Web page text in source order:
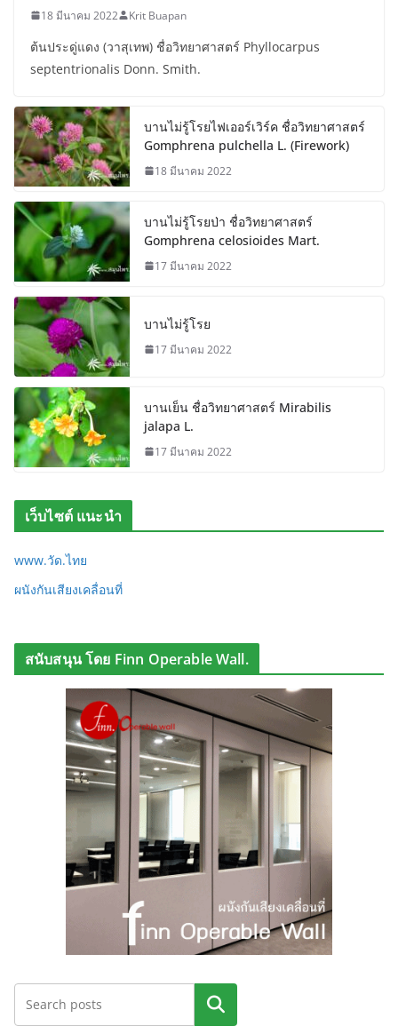
18 มีนาคม 2022 Krit Buapan
ต้นประดู่แดง (วาสุเทพ) ชื่อวิทยาศาสตร์ Phyllocarpus
septentrionalis Donn. Smith.
บานไม่รู้โรยไฟเออร์เวิร์ค ชื่อวิทยาศาสตร์
Gomphrena pulchella L. (Firework)
18 มีนาคม 2022
บานไม่รู้โรยป่า ชื่อวิทยาศาสตร์
Gomphrena celosioides Mart.
17 มีนาคม 2022
บานไม่รู้โรย
17 มีนาคม 2022
บานเย็น ชื่อวิทยาศาสตร์ Mirabilis
jalapa L.
17 มีนาคม 2022
เว็บไซต์ แนะนำ
www.วัด.ไทย
ผนังกันเสียงเคลื่อนที่
สนับสนุน โดย Finn Operable Wall.
ค้นหา